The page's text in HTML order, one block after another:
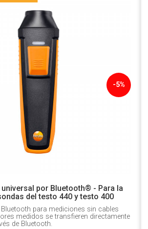
-5%
universal por Bluetooth® - Para la
del testo 440 y testo 400
para mediciones sin cables
medidos se transfieren directamente
de Bluetooth.